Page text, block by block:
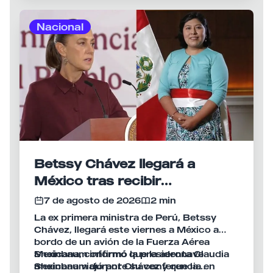
dialogado personalmente con Fujimori
durante las semanas previas al anuncio.
investidura del nuevo presidente
colombiano, Abelardo de la Espriella,
acción que la Cancillería peruana presentó
como una muestra de la voluntad de
recuperar el nivel de la relación bilateral.
Nacional
Betssy Chávez llegará a
México tras recibir
salvoconducto y asilo político
7 de agosto de 2026
2 min
La ex primera ministra de Perú, Betssy
Chávez, llegará este viernes a México a
bordo de un avión de la Fuerza Aérea
Mexicana, confirmó la presidenta Claudia
Sheinbaum durante su conferencia en
Sheinbaum informó que la aeronave
mexicana viajó por Chávez y que la